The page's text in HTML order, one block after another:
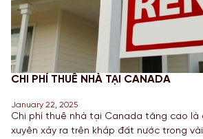
CHI PHÍ THUÊ NHÀ TẠI CANADA
January 22, 2025
Chi phí thuê nhà tại Canada tăng cao là
xuyên xảy ra trên khắp đất nước trong